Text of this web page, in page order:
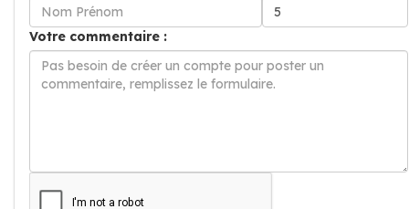
Votre commentaire :